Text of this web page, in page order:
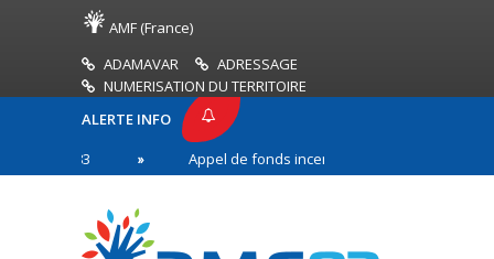
AMF (France)
ADAMAVAR
ADRESSAGE
NUMERISATION DU TERRITOIRE
ALERTE INFO
Appel de fonds incendies de forêt
ligne